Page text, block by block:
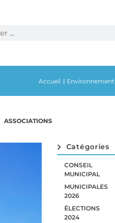
Accueil Environnement
ASSOCIATIONS
Catégories
CONSEIL
MUNICIPAL
MUNICIPALES
2026
ÉLECTIONS
2024